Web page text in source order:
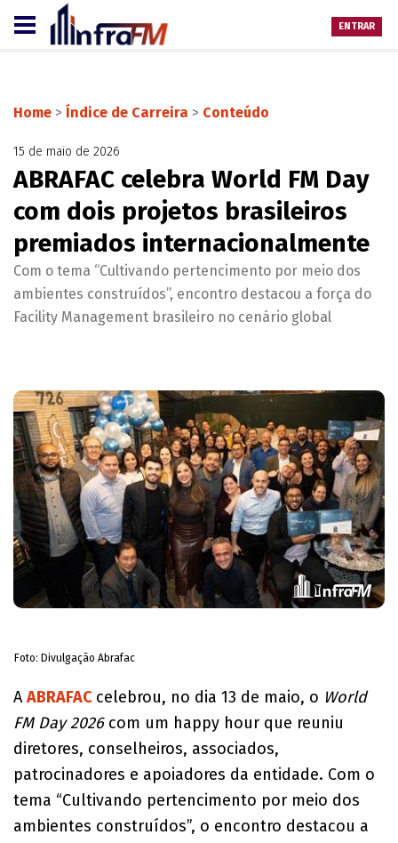
ENTRAR
Home > Índice de Carreira > Conteúdo
15 de maio de 2026
ABRAFAC celebra World FM Day
com dois projetos brasileiros
premiados internacionalmente
Com o tema “Cultivando pertencimento por meio dos
ambientes construídos”, encontro destacou a força do
Facility Management brasileiro no cenário global
Foto: Divulgação Abrafac
A ABRAFAC celebrou, no dia 13 de maio, o World
FM Day 2026com um happy hour que reuniu
diretores, conselheiros, associados,
patrocinadores e apoiadores da entidade. Com o
tema “Cultivando pertencimento por meio dos
ambientes construídos”, o encontro destacou a